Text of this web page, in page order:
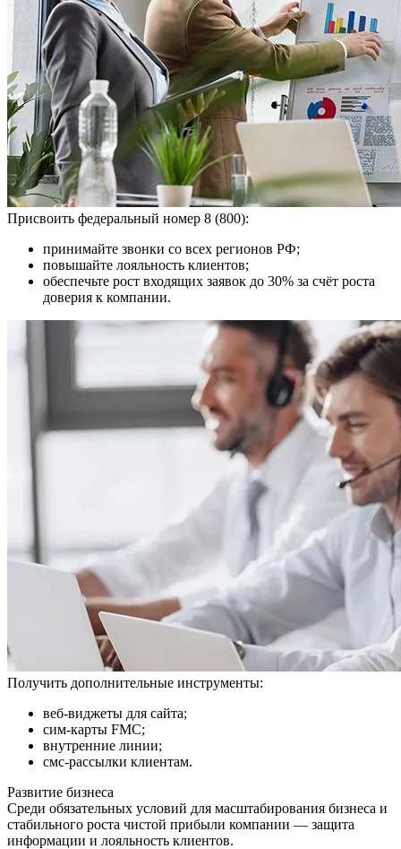
Присвоить федеральный номер 8 (800):
принимайте звонки со всех регионов РФ;
повышайте лояльность клиентов;
обеспечьте рост входящих заявок до 30% за счёт роста
доверия к компании.
Получить дополнительные инструменты:
веб-виджеты для сайта;
сим-карты FMC;
внутренние линии;
смс-рассылки клиентам.
Развитие бизнеса
Среди обязательных условий для масштабирования бизнеса и
стабильного роста чистой прибыли компании — защита
информации и лояльность клиентов.